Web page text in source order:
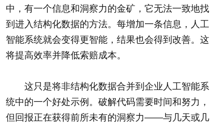
中，有一个信息和洞察力的金矿，它无法一致地找
到进入结构化数据的方法。每增加一条信息，人工
智能系统就会变得更智能，结果也会得到改善。这
将提高效率并降低索赔成本。
这只是将非结构化数据合并到企业人工智能系
统中的一个好处示例。破解代码需要时间和努力，
但回报正在获得前所未有的洞察力——与几天或几